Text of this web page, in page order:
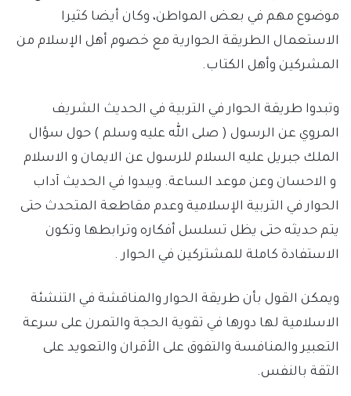
موضوع مهم في بعض المواطن، وكان أيضا كثيرا
الاستعمال الطريقة الحوارية مع خصوم أهل الإسلام من
المشركين وأهل الكتاب.
وتبدوا طريقة الحوار في التربية في الحديث الشريف
المروي عن الرسول ( صلى الله عليه وسلم ) حول سؤال
الملك جبريل عليه السلام للرسول عن الايمان و الاسلام
و الاحسان وعن موعد الساعة. ويبدوا في الحديث آداب
الحوار في التربية الإسلامية وعدم مقاطعة المتحدث حتى
يتم حديثه حتى يظل تسلسل أفكاره وترابطها وتكون
الاستفادة كاملة للمشتركين في الحوار .
ويمكن القول بأن طريقة الحوار والمناقشة في التنشئة
الاسلامية لها دورها في تقوية الحجة والتمرن على سرعة
التعبير والمنافسة والتفوق على الأقران والتعويد على
الثقة بالنفس.